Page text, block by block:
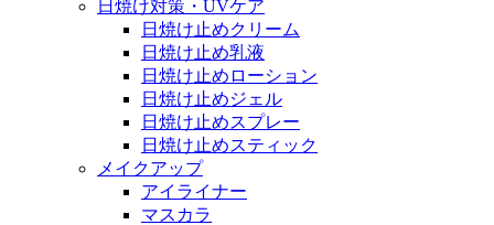
日焼け対策・UVケア
日焼け止めクリーム
日焼け止め乳液
日焼け止めローション
日焼け止めジェル
日焼け止めスプレー
日焼け止めスティック
メイクアップ
アイライナー
マスカラ